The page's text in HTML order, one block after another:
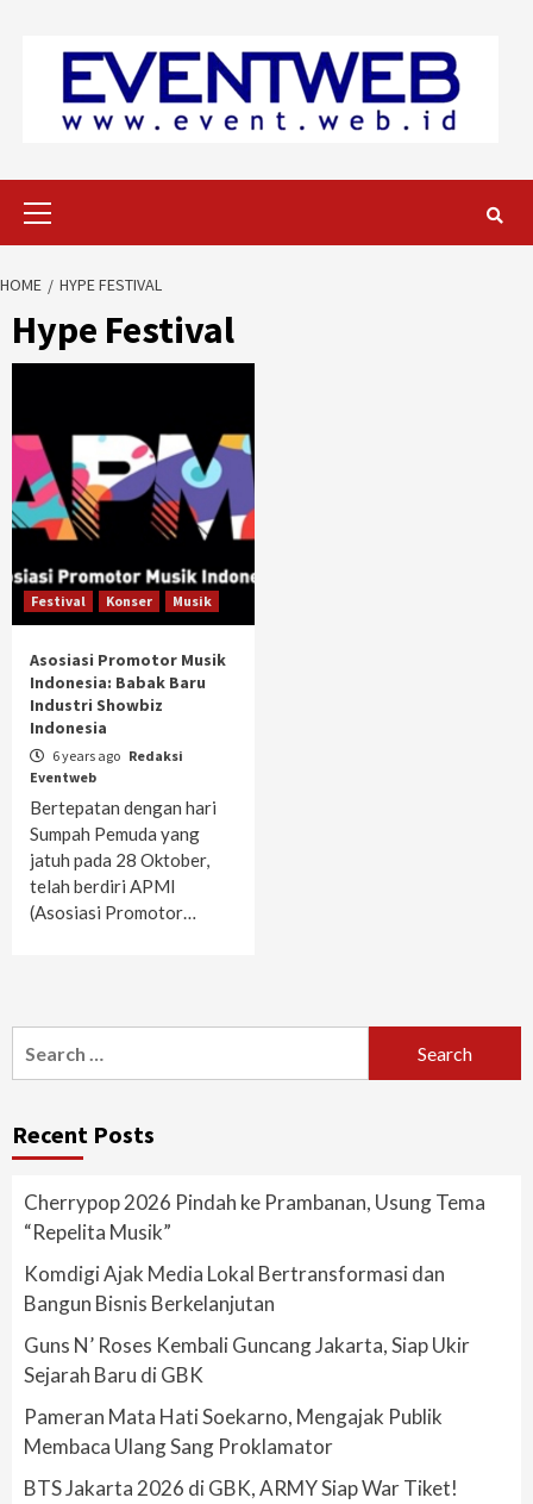
HOME HYPE FESTIVAL
Hype Festival
Festival Konser Musik
Asosiasi Promotor Musik
Indonesia: Babak Baru
Industri Showbiz
Indonesia
6 years ago Redaksi
Eventweb
Bertepatan dengan hari
Sumpah Pemuda yang
jatuh pada 28 Oktober,
telah berdiri APMI
(Asosiasi Promotor…
for:
Recent Posts
Cherrypop 2026 Pindah ke Prambanan, Usung Tema
“Repelita Musik”
Komdigi Ajak Media Lokal Bertransformasi dan
Bangun Bisnis Berkelanjutan
Guns N’ Roses Kembali Guncang Jakarta, Siap Ukir
Sejarah Baru di GBK
Pameran Mata Hati Soekarno, Mengajak Publik
Membaca Ulang Sang Proklamator
BTS Jakarta 2026 di GBK, ARMY Siap War Tiket!